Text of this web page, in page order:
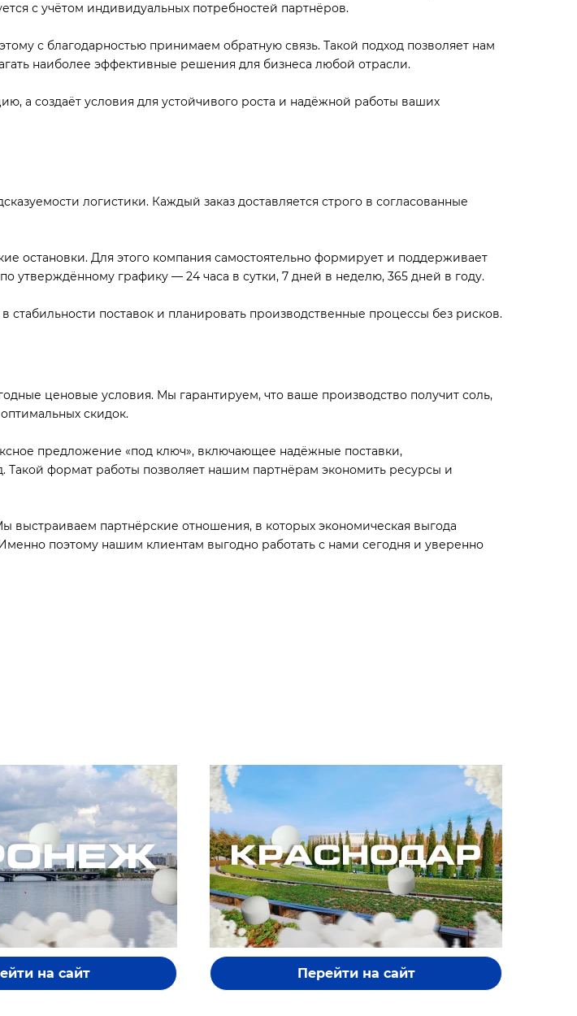
с учётом индивидуальных потребностей партнёров.
с благодарностью принимаем обратную связь. Такой подход позволяет нам
наиболее эффективные решения для бизнеса любой отрасли.
а создаёт условия для устойчивого роста и надёжной работы ваших
логистики. Каждый заказ доставляется строго в согласованные
остановки. Для этого компания самостоятельно формирует и поддерживает
утверждённому графику — 24 часа в сутки, 7 дней в неделю, 365 дней в году.
поставок и планировать производственные процессы без рисков.
ценовые условия. Мы гарантируем, что ваше производство получит соль,
скидок.
предложение «под ключ», включающее надёжные поставки,
формат работы позволяет нашим партнёрам экономить ресурсы и
выстраиваем партнёрские отношения, в которых экономическая выгода
поэтому нашим клиентам выгодно работать с нами сегодня и уверенно
на сайт Перейти на сайт